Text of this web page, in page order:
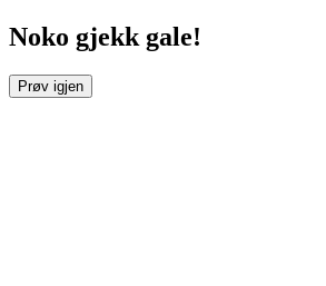
Noko gjekk gale!
Prøv igjen